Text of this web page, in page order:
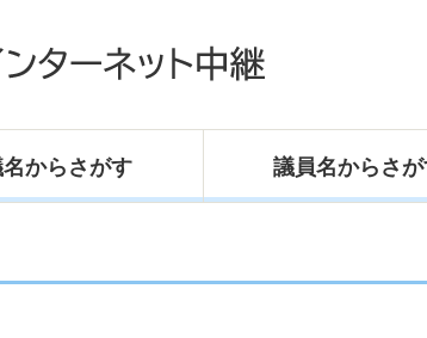
からさがす 議員名からさ